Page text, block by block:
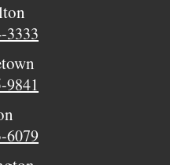
3333
9841
6079